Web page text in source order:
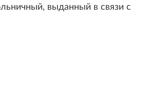
выданный в связи с